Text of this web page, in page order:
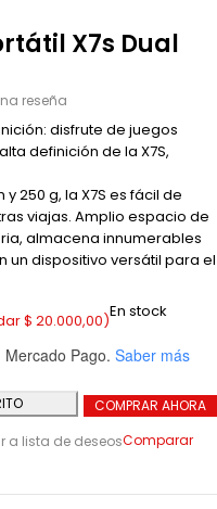
X7s Dual
reseña
disfrute de juegos
definición de la X7S,
250 g, la X7S es fácil de
viajas. Amplio espacio de
almacena innumerables
un dispositivo versátil para el
$ 20.000,00)En stock
Mercado Pago. Saber más
COMPRAR AHORA
a lista de deseosComparar